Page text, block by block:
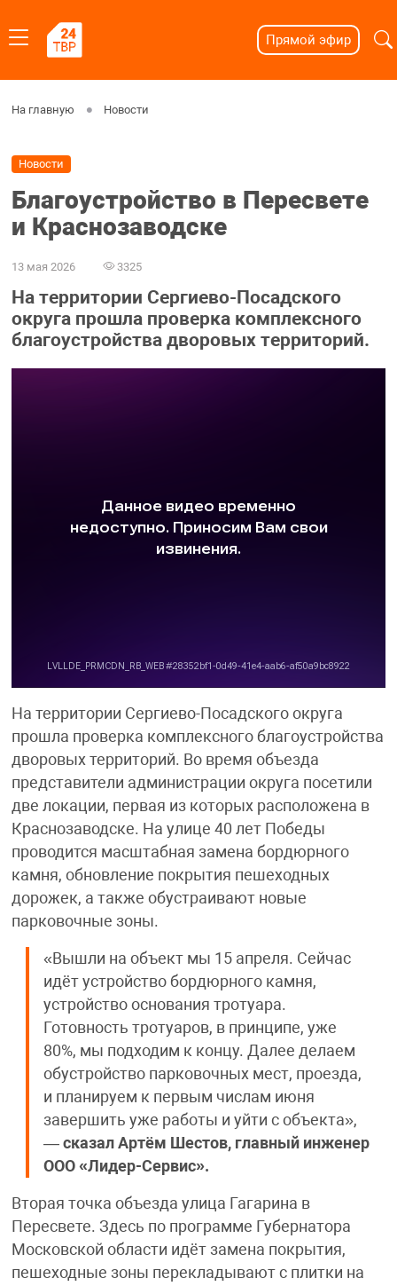
Прямой эфир
На главную Новости
Новости
Благоустройство в Пересвете
и Краснозаводске
13 мая 2026 3325
На территории Сергиево-Посадского
округа прошла проверка комплексного
благоустройства дворовых территорий.
На территории Сергиево-Посадского округа
прошла проверка комплексного благоустройства
дворовых территорий. Во время объезда
представители администрации округа посетили
две локации, первая из которых расположена в
Краснозаводске. На улице 40 лет Победы
проводится масштабная замена бордюрного
камня, обновление покрытия пешеходных
дорожек, а также обустраивают новые
парковочные зоны.
«Вышли на объект мы 15 апреля. Сейчас
идёт устройство бордюрного камня,
устройство основания тротуара.
Готовность тротуаров, в принципе, уже
80%, мы подходим к концу. Далее делаем
обустройство парковочных мест, проезда,
и планируем к первым числам июня
завершить уже работы и уйти с объекта»,
—сказал Артём Шестов, главный инженер
ООО «Лидер-Сервис».
Вторая точка объезда улица Гагарина в
Пересвете. Здесь по программе Губернатора
Московской области идёт замена покрытия,
пешеходные зоны перекладывают с плитки на